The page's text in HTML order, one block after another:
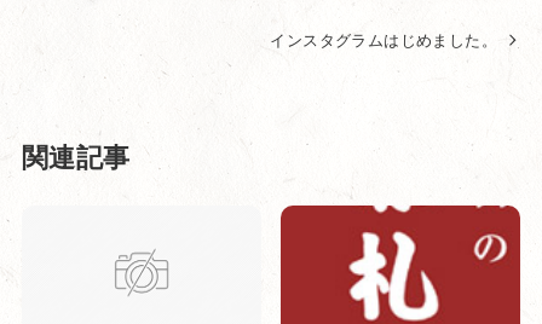
インスタグラムはじめました。
関連記事